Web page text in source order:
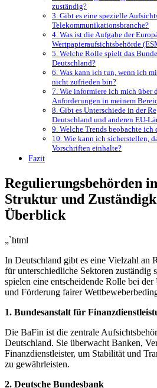
‌zuständig?
3. ‍Gibt es eine spezielle
Telekommunikationsbranche?
4. ‍Was ist die‌ Aufgabe‍ der
Wertpapieraufsichtsbehörde
5. Welche Rolle spielt‌ das
Deutschland?
6. Was kann‌ ich tun, wenn​ ich‍
nicht ⁣zufrieden⁤ bin?
7. Wie informiere ich ​mich über
Anforderungen⁣ in ⁤meinem
8.⁣ Gibt es‍ Unterschiede in der
⁢Deutschland und ⁣anderen EU-
9. Welche Trends beobachte
10. ⁤Wie kann ich ‍sicherstellen,
Vorschriften ​einhalte?
Fazit
Regulierungsbehörden
‌Struktur und
Überblick
„`html
In Deutschland gibt es eine Vielzahl an
für unterschiedliche Sektoren ‌zuständig
spielen‍ eine entscheidende Rolle bei
und Förderung fairer
1. Bundesanstalt für
Die BaFin ist die⁤ zentrale‌
Deutschland. ​Sie überwacht ​Banken,
Finanzdienstleister,‍ um Stabilität und
zu gewährleisten.
2. Deutsche ​Bundesbank